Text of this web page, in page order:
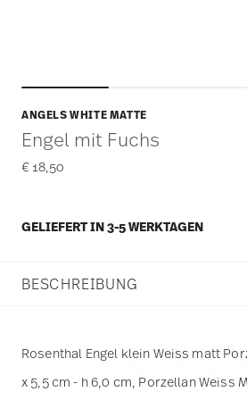
ANGELS WHITE MATTE
Engel mit Fuchs
€ 18,50
GELIEFERT IN 3-5 WERKTAGEN
BESCHREIBUNG
Rosenthal Engel klein Weiss matt
x 5,5 cm - h 6,0 cm, Porzellan Weiss